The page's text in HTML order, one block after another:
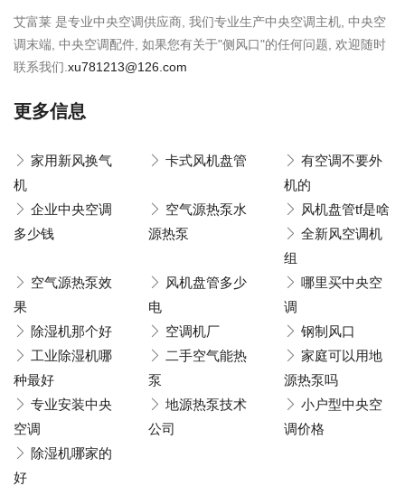
艾富莱 是专业中央空调供应商, 我们专业生产中央空调主机, 中央空
调末端, 中央空调配件, 如果您有关于"侧风口"的任何问题, 欢迎随时
联系我们. xu781213@126.com
更多信息
家用新风换气
机
卡式风机盘管
有空调不要外
机的
企业中央空调
多少钱
空气源热泵水
源热泵
风机盘管tf是啥
全新风空调机
组
空气源热泵效
果
风机盘管多少
电
哪里买中央空
调
除湿机那个好
空调机厂
钢制风口
工业除湿机哪
种最好
二手空气能热
泵
家庭可以用地
源热泵吗
专业安装中央
空调
地源热泵技术
公司
小户型中央空
调价格
除湿机哪家的
好